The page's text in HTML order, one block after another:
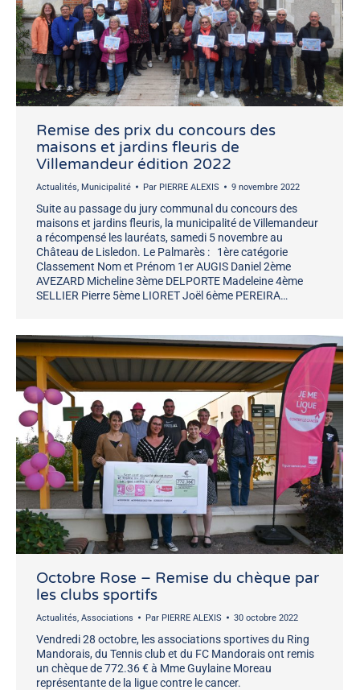
Remise des prix du concours des
maisons et jardins fleuris de
Villemandeur édition 2022
Actualités, Municipalité Par PIERRE ALEXIS 9 novembre 2022
Suite au passage du jury communal du concours des
maisons et jardins fleuris, la municipalité de Villemandeur
a récompensé les lauréats, samedi 5 novembre au
Château de Lisledon. Le Palmarès : 1ère catégorie
Classement Nom et Prénom 1er AUGIS Daniel 2ème
AVEZARD Micheline 3ème DELPORTE Madeleine 4ème
SELLIER Pierre 5ème LIORET Joël 6ème PEREIRA…
Octobre Rose – Remise du chèque par
les clubs sportifs
Actualités Associations Par PIERRE ALEXIS 30 octobre 2022
Vendredi 28 octobre, les associations sportives du Ring
Mandorais, du Tennis club et du FC Mandorais ont remis
un chèque de 772.36 € à Mme Guylaine Moreau
représentante de la ligue contre le cancer.